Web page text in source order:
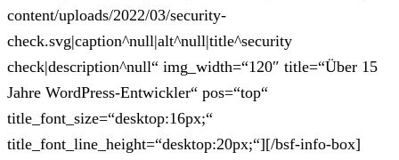
content/uploads/2022/03/security-
check.svg|caption^null|alt^null|title^security
check|description^null“ img_width=“120″ title=“Über 15
Jahre WordPress-Entwickler“ pos=“top“
title_font_size=“desktop:16px;“
title_font_line_height=“desktop:20px;“][/bsf-info-box]